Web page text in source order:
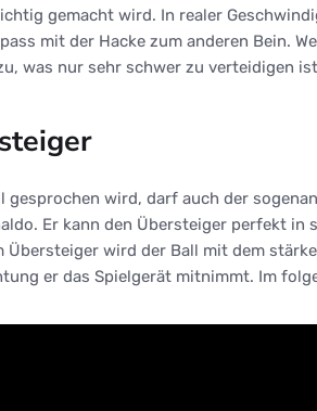
gemacht wird. In realer
mit der Hacke zum anderen Bein.
was nur sehr schwer zu verteidigen
gesprochen wird, darf auch der
Er kann den Übersteiger perfekt
Übersteiger wird der Ball mit dem
er das Spielgerät mitnimmt. Im